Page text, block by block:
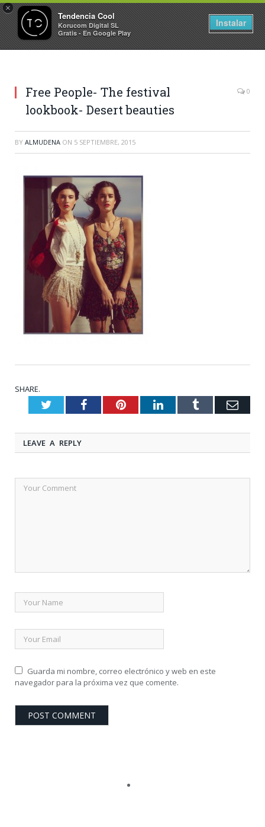
×
Tendencia Cool
Korucom Digital SL
Gratis - En Google Play
Instalar
Free People- The festival
lookbook- Desert beauties
0
BY ALMUDENA ON 5 SEPTIEMBRE, 2015
SHARE.
TwitterFacebookPinterestLinkedInTumblr
LEAVE A REPLY
Guarda mi nombre, correo electrónico y web en este
navegador para la próxima vez que comente.